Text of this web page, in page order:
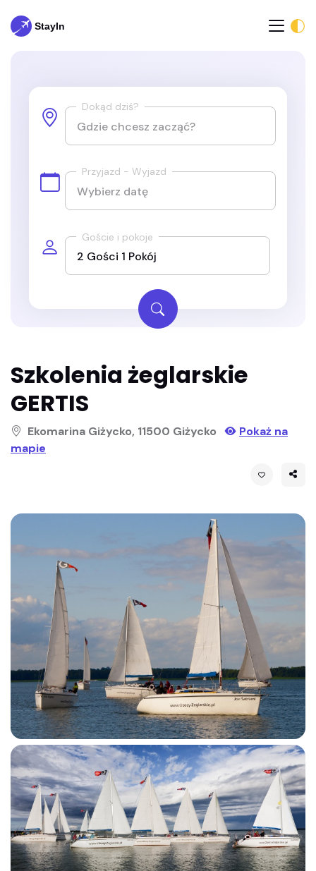
Dokąd dziś?
Przyjazd - Wyjazd
Goście i pokoje
Szkolenia żeglarskie
GERTIS
Ekomarina Giżycko, 11500 Giżycko
Pokaż na
mapie